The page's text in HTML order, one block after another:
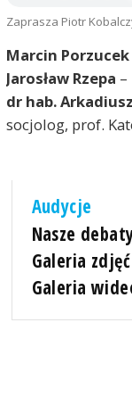
Zaprasza Piotr
Marcin Porzucek
Jarosław Rzepa –
dr hab.
socjolog, prof.
Audycje
Nasze
Galeria zdjęć
Galeria